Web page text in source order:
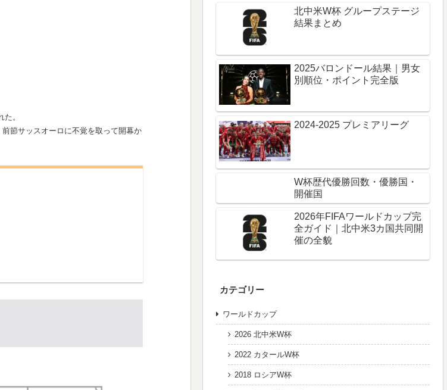
。
節サッスオーロに不覚を取って開幕か
北中米W杯 グループステージ
結果まとめ
2025バロンドール結果｜男女
別順位・ポイント完全版
2024-2025 プレミアリーグ
W杯歴代優勝回数・優勝国・
開催国
2026年FIFAワールドカップ完
全ガイド｜北中米3カ国共同開
催の全貌
カテゴリー
ワールドカップ
2026 北中米W杯
2022 カタールW杯
2018 ロシアW杯